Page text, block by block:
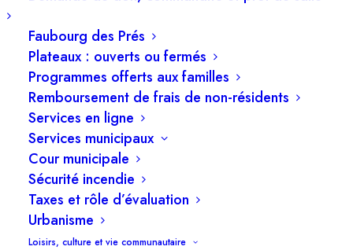
Faubourg des Prés
Plateaux : ouverts ou fermés
Programmes offerts aux familles
Remboursement de frais de non-résidents
Services en ligne
Services municipaux
Cour municipale
Sécurité incendie
Taxes et rôle d’évaluation
Urbanisme
Loisirs, culture et vie communautaire
La population de Princeville s’établit maintenant
à 6 537 habitants
ADMINISTRATION MUNICIPALE